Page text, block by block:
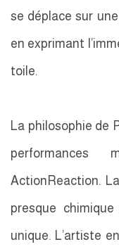
se déplace sur
en exprimant
toile.
La philosophie de
ActionReaction.
presque
unique. L’artiste